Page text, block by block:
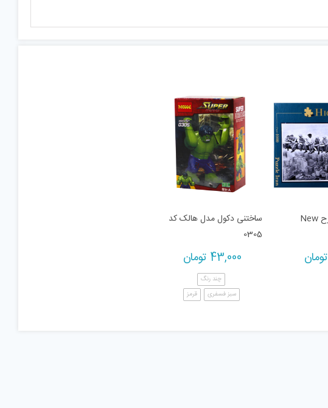
پازل 1000 تکه طرح New
تومان
ساختنی دکول مدل هالک کد
0305
43,000 تومان
چند رنگ
سبز فسفری
قرمز